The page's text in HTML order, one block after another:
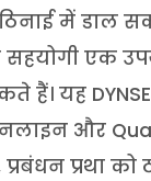
में डाल
एक
यह
और
प्रबंधन प्रथा को